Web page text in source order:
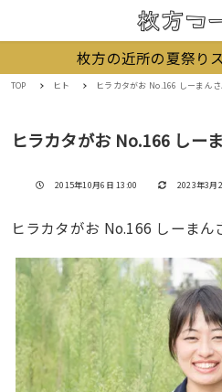
枚方の近所の夏祭り
TOP ヒト ヒラカタがお No.166 しーまんさ
ヒラカタがお No.166 しー
投稿日
2015年10月6日 13:00 更新日
2023年3月
ヒラカタがお No.166 しーまん